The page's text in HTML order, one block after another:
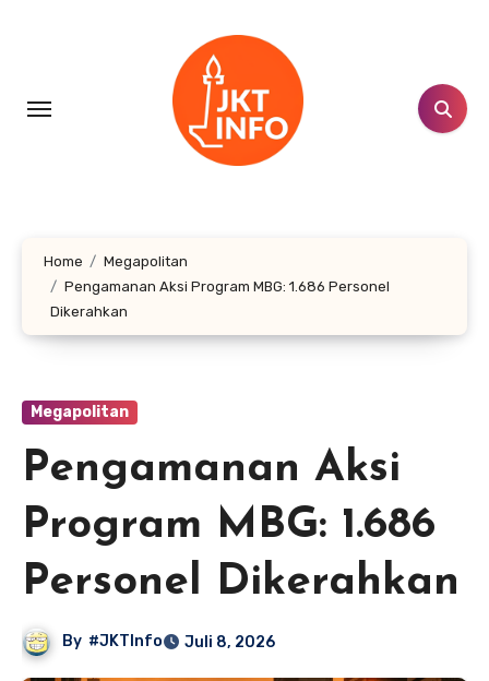
Home
Megapolitan
Pengamanan Aksi Program MBG: 1.686 Personel
Dikerahkan
Megapolitan
Pengamanan Aksi
Program MBG: 1.686
Personel Dikerahkan
By #JKTInfo Juli 8, 2026